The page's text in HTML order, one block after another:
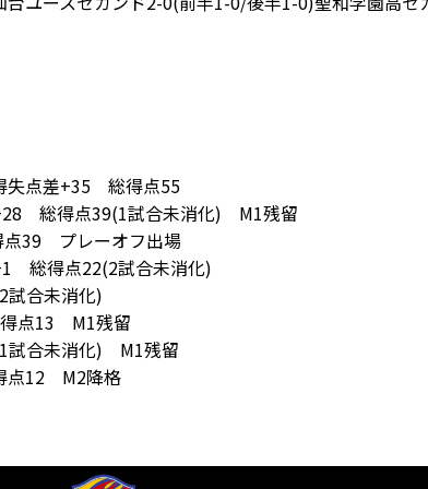
点差+35 総得点55
総得点39(1試合未消化) M1残留
39 プレーオフ出場
総得点22(2試合未消化)
合未消化)
点13 M1残留
合未消化) M1残留
12 M2降格